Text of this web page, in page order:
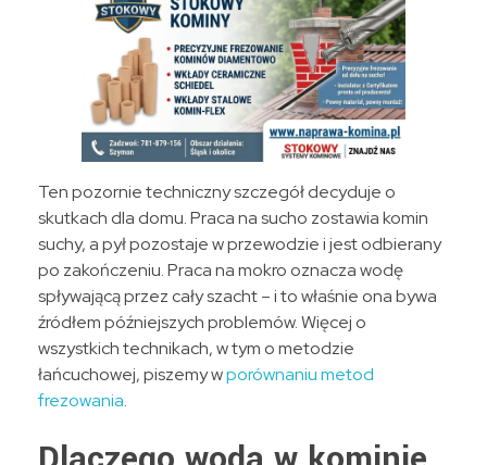
Ten pozornie techniczny szczegół decyduje o
skutkach dla domu. Praca na sucho zostawia komin
suchy, a pył pozostaje w przewodzie i jest odbierany
po zakończeniu. Praca na mokro oznacza wodę
spływającą przez cały szacht – i to właśnie ona bywa
źródłem późniejszych problemów. Więcej o
wszystkich technikach, w tym o metodzie
łańcuchowej, piszemy wporównaniu metod
frezowania.